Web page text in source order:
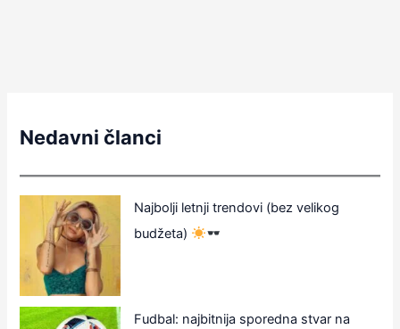
Nedavni članci
Najbolji letnji trendovi (bez velikog
budžeta)
Fudbal: najbitnija sporedna stvar na